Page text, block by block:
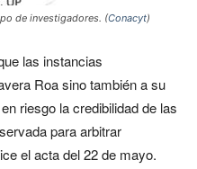
de investigadores. (Conacyt)
las instancias
Roa sino también a su
riesgo la credibilidad de las
para arbitrar
el acta del 22 de mayo.